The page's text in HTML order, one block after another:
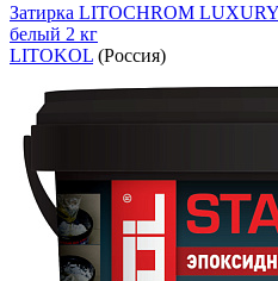
Затирка LITOCHROM
белый 2 кг
LITOKOL (Россия)